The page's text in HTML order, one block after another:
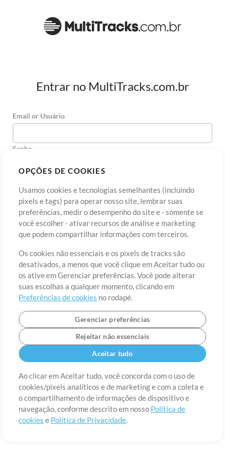
OPÇÕES DE COOKIES
Usamos cookies e tecnologias semelhantes (incluindo
pixels e tags) para operar nosso site, lembrar suas
preferências, medir o desempenho do site e - somente se
você escolher - ativar recursos de análise e marketing
que podem compartilhar informações com terceiros.
Os cookies não essenciais e os pixels de tracks são
desativados, a menos que você clique em Aceitar tudo ou
os ative em Gerenciar preferências. Você pode alterar
suas escolhas a qualquer momento, clicando em
Preferências de cookies no rodapé.
Gerenciar preferências
Rejeitar não essenciais
Aceitar tudo
Ao clicar em Aceitar tudo, você concorda com o uso de
cookies/pixels analíticos e de marketing e com a coleta e
o compartilhamento de informações de dispositivo e
navegação, conforme descrito em nosso Política de
cookies e Política de Privacidade.
Entrar no MultiTracks.com.br
Email or Usuário
Senha
Cadastre-seEsqueceu sua senha?
Termos de Uso Política de Privacidade
Preferências de
Contato
©2006-2026 por MultiTracks LLC. Todos os Direitos Reservados.